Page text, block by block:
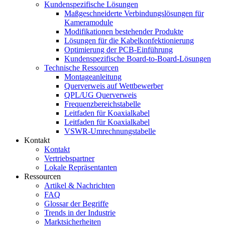
Kundenspezifische Lösungen
Maßgeschneiderte Verbindungslösungen für
Kameramodule
Modifikationen bestehender Produkte
Lösungen für die Kabelkonfektionierung
Optimierung der PCB-Einführung
Kundenspezifische Board-to-Board-Lösungen
Technische Ressourcen
Montageanleitung
Querverweis auf Wettbewerber
QPL/UG Querverweis
Frequenzbereichstabelle
Leitfaden für Koaxialkabel
Leitfaden für Koaxialkabel
VSWR-Umrechnungstabelle
Kontakt
Kontakt
Vertriebspartner
Lokale Repräsentanten
Ressourcen
Artikel & Nachrichten
FAQ
Glossar der Begriffe
Trends in der Industrie
Marktsicherheiten